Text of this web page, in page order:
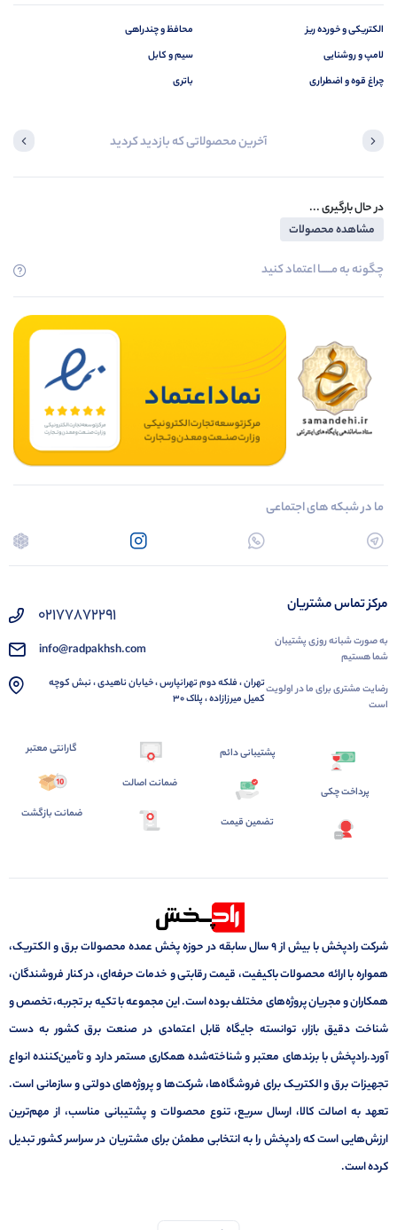
الکتریکی و خورده ریز
لامپ و روشنایی
چراغ قوه و اضطراری
محافظ و چندراهی
سیم و کابل
باتری
آخرین محصولاتی که بازدید کردید
در حال بارگیری ...
مشاهده محصولات
چگونه به مــــــا اعتماد کنید
ما در شبکه های اجتماعی
مرکز تماس مشتریان
به صورت شبانه روزی پشتیبان
شما هستیم
رضایت مشتری برای ما در اولویت
است
02177872291
info@radpakhsh.com
تهران ، فلکه دوم تهرانپارس ، خیابان ناهیدی ، نبش کوچه
کمیل میرزازاده ، پلاک 30
پرداخت چکی
پشتیبانی دائم
تضمین قیمت
ضمانت اصالت
گارانتی معتبر
ضمانت بازگشت
شرکت رادپخش با بیش از ۹ سال سابقه در حوزه پخش عمده محصولات برق و الکتریک،
همواره با ارائه محصولات باکیفیت، قیمت رقابتی و خدمات حرفه‌ای، در کنار فروشندگان،
همکاران و مجریان پروژه‌های مختلف بوده است. این مجموعه با تکیه بر تجربه، تخصص و
شناخت دقیق بازار، توانسته جایگاه قابل اعتمادی در صنعت برق کشور به دست
آورد.رادپخش با برندهای معتبر و شناخته‌شده همکاری مستمر دارد و تأمین‌کننده انواع
تجهیزات برق و الکتریک برای فروشگاه‌ها، شرکت‌ها و پروژه‌های دولتی و سازمانی است.
تعهد به اصالت کالا، ارسال سریع، تنوع محصولات و پشتیبانی مناسب، از مهم‌ترین
ارزش‌هایی است که رادپخش را به انتخابی مطمئن برای مشتریان در سراسر کشور تبدیل
کرده است.